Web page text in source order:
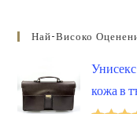
Най-Високо
Унисекс
кожа в